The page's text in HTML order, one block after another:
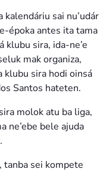
kalendáriu sai nu’udár
époka antes ita tama
klubu sira, ida-ne’e
mak organiza,
klubu sira hodi oinsá
Santos hateten.
molok atu ba liga,
ne’ebe bele ajuda
tanba sei kompete